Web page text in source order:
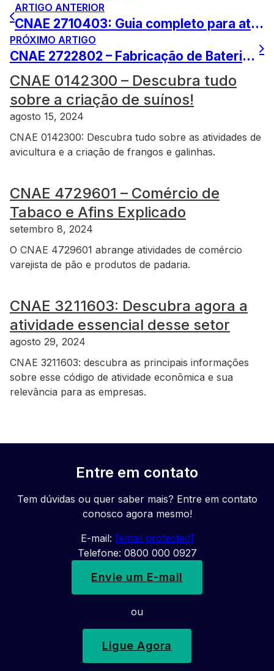
ARTIGO ANTERIOR
CNAE 2710403: Guia completo para atuar na indústria de transformação de metais
PRÓXIMO ARTIGO
CNAE 2722802 – Fabricação de Baterias e Acumuladores
CNAE 0142300 – Descubra tudo
sobre a criação de suínos!
agosto 15, 2024
CNAE 0142300: Descubra tudo sobre as atividades de
avicultura e a criação de frangos e galinhas.
CNAE 4729601 – Comércio de
Tabaco e Afins Explicado
setembro 8, 2024
O CNAE 4729601 abrange atividades de comércio
varejista de pão e produtos de padaria.
CNAE 3211603: Descubra agora a
atividade essencial desse setor
agosto 29, 2024
CNAE 3211603: descubra as principais informações
sobre esse código de atividade econômica e sua
relevância para as empresas.
Entre em contato
Tem dúvidas ou quer saber mais? Entre em contato
conosco agora mesmo!
E-mail: [email protected]
Telefone: 0800 000 0927
Envie um E-mail
ou
Ligue Agora